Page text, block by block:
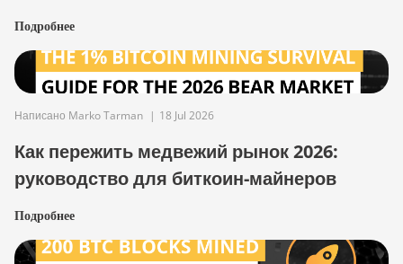
Подробнее
Написано Marko Tarman | 18 Jul 2026
Как пережить медвежий рынок 2026:
руководство для биткоин-майнеров
Подробнее